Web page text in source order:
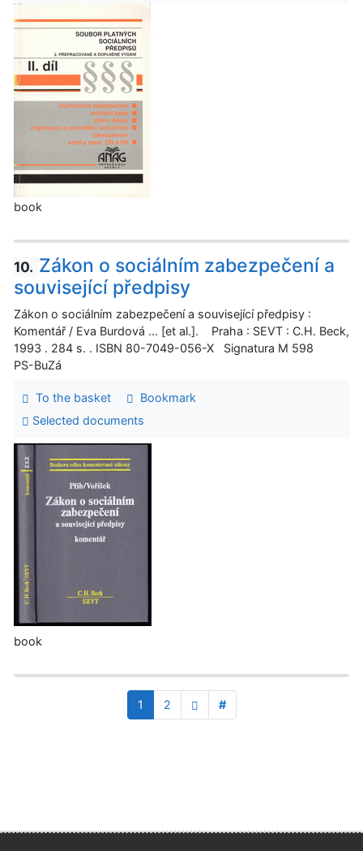
book
10. Zákon o sociálním zabezpečení a
související předpisy
Zákon o sociálním zabezpečení a související předpisy :
Komentář / Eva Burdová ... [et al.]. Praha : SEVT : C.H. Beck,
1993 . 284 s. . ISBN 80-7049-056-X Signatura M 598
PS-BuZá
To the basket
Bookmark
Selected documents
book
1 2 #